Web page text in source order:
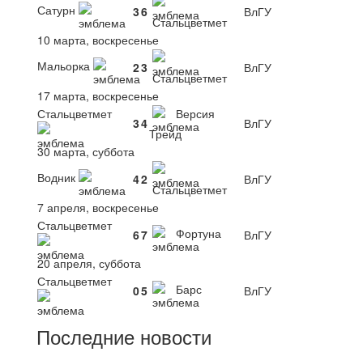
Сатурн
36
Стальцветмет
ВлГУ
10 марта, воскресенье
Мальорка
23
Стальцветмет
ВлГУ
17 марта, воскресенье
Стальцветмет
34
Версия
Трейд
ВлГУ
30 марта, суббота
Водник
42
Стальцветмет
ВлГУ
7 апреля, воскресенье
Стальцветмет
67 Фортуна
ВлГУ
20 апреля, суббота
Стальцветмет
05 Барс ВлГУ
Последние новости